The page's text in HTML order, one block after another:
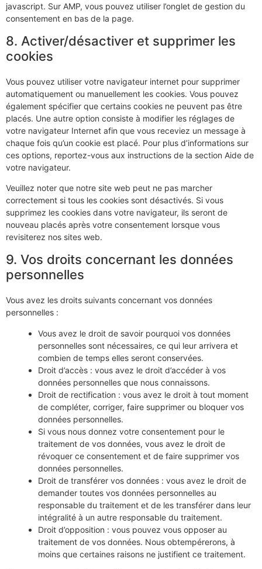
javascript. Sur AMP, vous pouvez utiliser l’onglet de gestion du
consentement en bas de la page.
8. Activer/désactiver et supprimer les
cookies
Vous pouvez utiliser votre navigateur internet pour supprimer
automatiquement ou manuellement les cookies. Vous pouvez
également spécifier que certains cookies ne peuvent pas être
placés. Une autre option consiste à modifier les réglages de
votre navigateur Internet afin que vous receviez un message à
chaque fois qu’un cookie est placé. Pour plus d’informations sur
ces options, reportez-vous aux instructions de la section Aide de
votre navigateur.
Veuillez noter que notre site web peut ne pas marcher
correctement si tous les cookies sont désactivés. Si vous
supprimez les cookies dans votre navigateur, ils seront de
nouveau placés après votre consentement lorsque vous
revisiterez nos sites web.
9. Vos droits concernant les données
personnelles
Vous avez les droits suivants concernant vos données
personnelles :
Vous avez le droit de savoir pourquoi vos données
personnelles sont nécessaires, ce qui leur arrivera et
combien de temps elles seront conservées.
Droit d’accès : vous avez le droit d’accéder à vos
données personnelles que nous connaissons.
Droit de rectification : vous avez le droit à tout moment
de compléter, corriger, faire supprimer ou bloquer vos
données personnelles.
Si vous nous donnez votre consentement pour le
traitement de vos données, vous avez le droit de
révoquer ce consentement et de faire supprimer vos
données personnelles.
Droit de transférer vos données : vous avez le droit de
demander toutes vos données personnelles au
responsable du traitement et de les transférer dans leur
intégralité à un autre responsable du traitement.
Droit d’opposition : vous pouvez vous opposer au
traitement de vos données. Nous obtempérerons, à
moins que certaines raisons ne justifient ce traitement.